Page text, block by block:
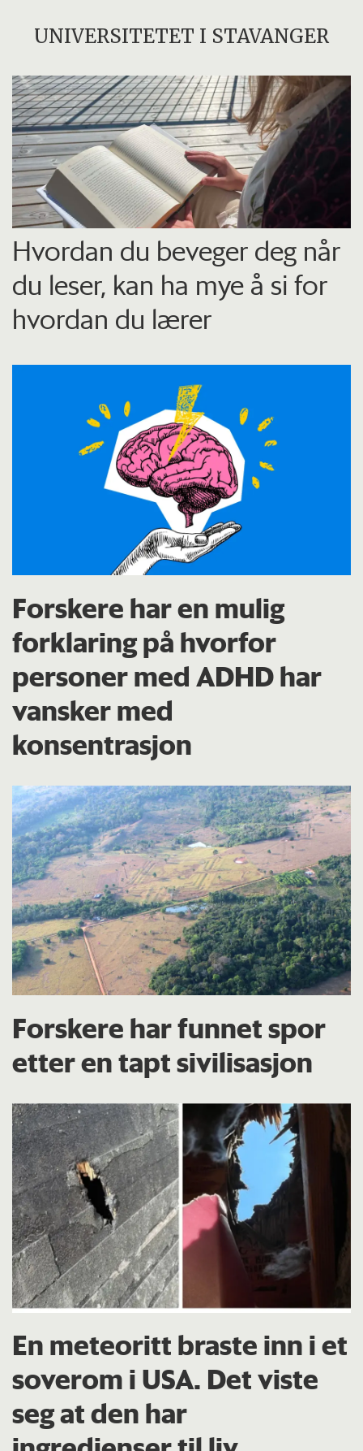
UNIVERSITETET I STAVANGER
Hvordan du beveger deg når
du leser, kan ha mye å si for
hvordan du lærer
Forskere har en mulig
forklaring på hvorfor
personer med ADHD har
vansker med
konsentrasjon
Forskere har funnet spor
etter en tapt sivilisasjon
En meteoritt braste inn i et
soverom i USA. Det viste
seg at den har